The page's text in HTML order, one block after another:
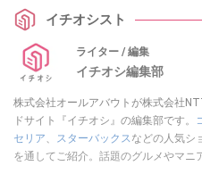
イチオシスト
ライター / 編集
イチオシ編集部
株式会社オールアバウトが株式会社
ドサイト『イチオシ』の編集部です。
セリア、 スターバックスなどの人気シ
を通してご紹介。話題のグルメやマ